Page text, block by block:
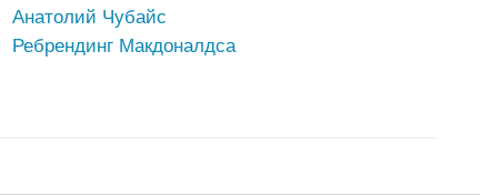
Анатолий Чубайс
Ребрендинг Макдоналдса